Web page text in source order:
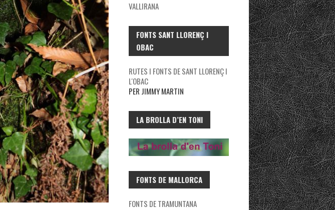
VALLIRANA
FONTS SANT LLORENÇ I
OBAC
RUTES I FONTS DE SANT LLORENÇ I
L'OBAC
PER JIMMY MARTIN
LA BROLLA D’EN TONI
FONTS DE MALLORCA
FONTS DE TRAMUNTANA